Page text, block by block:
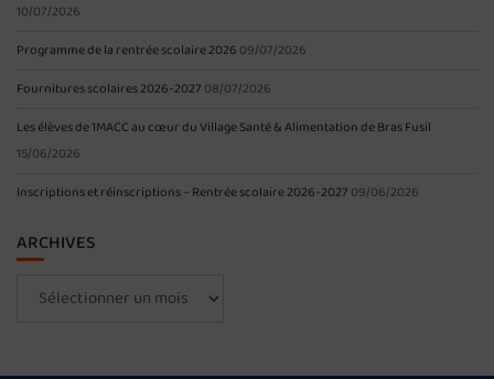
10/07/2026
Programme de la rentrée scolaire 2026 09/07/2026
Fournitures scolaires 2026-2027 08/07/2026
Les élèves de 1MACC au cœur du Village Santé & Alimentation de Bras Fusil
15/06/2026
Inscriptions et réinscriptions – Rentrée scolaire 2026-2027 09/06/2026
ARCHIVES